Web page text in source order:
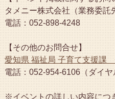
タメニー株式会社（業務委託
電話：052-898-4248
【その他のお問合せ】
愛知県 福祉局 子育て支援課
電話：052-954-6106（ダイヤ
※イベントの詳しい内容につ